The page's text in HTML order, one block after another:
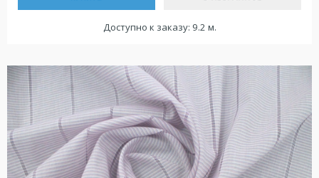
Доступно к заказу: 9.2 м.